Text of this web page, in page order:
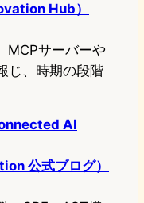
Hub）
MCPサーバーや
じ、時期の段階
AI
公式ブログ）